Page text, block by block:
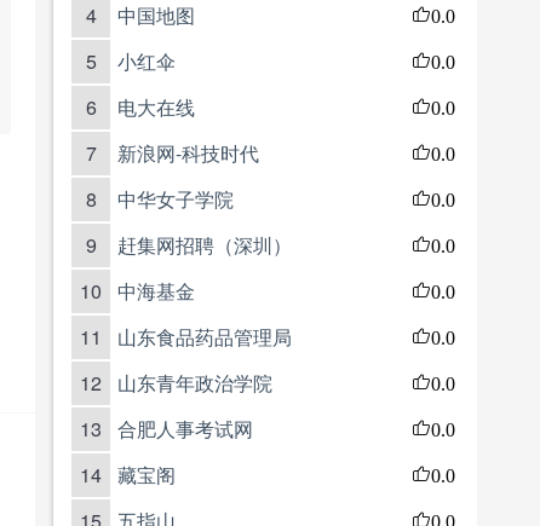
4 中国地图 0.0
5 小红伞 0.0
6 电大在线 0.0
7 新浪网-科技时代 0.0
8 中华女子学院 0.0
9 赶集网招聘（深圳） 0.0
10 中海基金 0.0
11 山东食品药品管理局 0.0
12 山东青年政治学院 0.0
13 合肥人事考试网 0.0
14 藏宝阁 0.0
0.0